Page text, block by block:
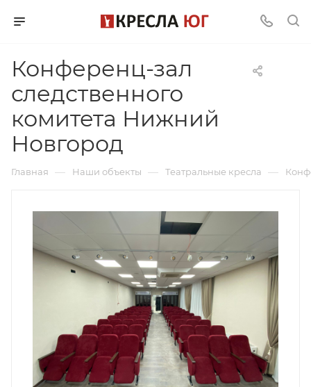
Конференц-зал
следственного
комитета Нижний
Новгород
Главная — Наши объекты — Театральные кресла —